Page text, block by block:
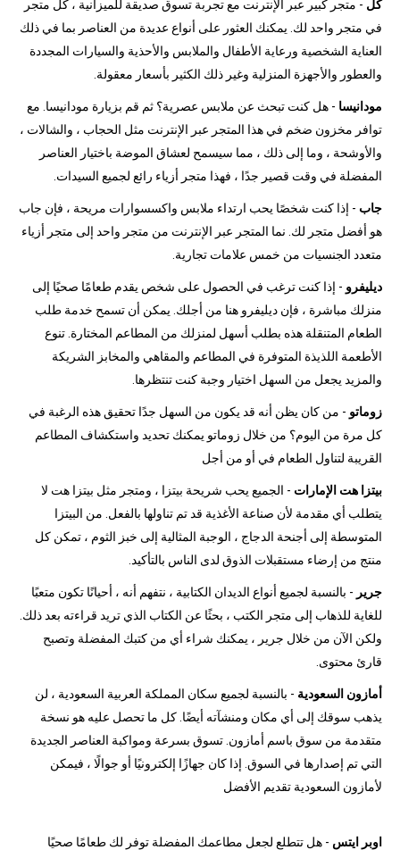
كل - متجر كبير عبر الإنترنت مع تجربة تسوق صديقة للميزانية ، كل متجر
في متجر واحد لك. يمكنك العثور على أنواع عديدة من العناصر بما في ذلك
العناية الشخصية ورعاية الأطفال والملابس والأحذية والسيارات المجددة
والعطور والأجهزة المنزلية وغير ذلك الكثير بأسعار معقولة.
مودانيسا - هل كنت تبحث عن ملابس عصرية؟ ثم قم بزيارة مودانيسا. مع
توافر مخزون ضخم في هذا المتجر عبر الإنترنت مثل الحجاب ، والشالات ،
والأوشحة ، وما إلى ذلك ، مما سيسمح لعشاق الموضة باختيار العناصر
المفضلة في وقت قصير جدًا ، فهذا متجر أزياء رائع لجميع السيدات.
جاب - إذا كنت شخصًا يحب ارتداء ملابس واكسسوارات مريحة ، فإن جاب
هو أفضل متجر لك. نما المتجر عبر الإنترنت من متجر واحد إلى متجر أزياء
متعدد الجنسيات من خمس علامات تجارية.
ديليفرو - إذا كنت ترغب في الحصول على شخص يقدم طعامًا صحيًا إلى
منزلك مباشرة ، فإن ديليفرو هنا من أجلك. يمكن أن تسمح خدمة طلب
الطعام المتنقلة هذه بطلب أسهل لمنزلك من المطاعم المختارة. تنوع
الأطعمة اللذيذة المتوفرة في المطاعم والمقاهي والمخابز الشريكة
والمزيد يجعل من السهل اختيار وجبة كنت تنتظرها.
زوماتو - من كان يظن أنه قد يكون من السهل جدًا تحقيق هذه الرغبة في
كل مرة من اليوم؟ من خلال زوماتو يمكنك تحديد واستكشاف المطاعم
القريبة لتناول الطعام في أو من أجل
بيتزا هت الإمارات - الجميع يحب شريحة بيتزا ، ومتجر مثل بيتزا هت لا
يتطلب أي مقدمة لأن صناعة الأغذية قد تم تناولها بالفعل. من البيتزا
المتوسطة إلى أجنحة الدجاج ، الوجبة المثالية إلى خبز الثوم ، تمكن كل
منتج من إرضاء مستقبلات الذوق لدى الناس بالتأكيد.
جرير - بالنسبة لجميع أنواع الديدان الكتابية ، نتفهم أنه ، أحيانًا تكون متعبًا
للغاية للذهاب إلى متجر الكتب ، بحثًا عن الكتاب الذي تريد قراءته بعد ذلك.
ولكن الآن من خلال جرير ، يمكنك شراء أي من كتبك المفضلة وتصبح
قارئ محتوى.
أمازون السعودية - بالنسبة لجميع سكان المملكة العربية السعودية ، لن
يذهب سوقك إلى أي مكان ومنشآته أيضًا. كل ما تحصل عليه هو نسخة
متقدمة من سوق باسم أمازون. تسوق بسرعة ومواكبة العناصر الجديدة
التي تم إصدارها في السوق. إذا كان جهازًا إلكترونيًا أو جوالًا ، فيمكن
لأمازون السعودية تقديم الأفضل
اوبر ايتس - هل تتطلع لجعل مطاعمك المفضلة توفر لك طعامًا صحيًا